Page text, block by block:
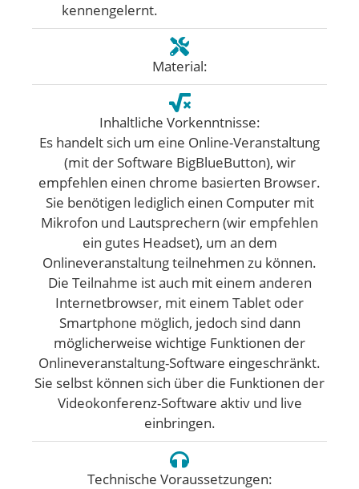
kennengelernt.
Material:
Inhaltliche Vorkenntnisse:
Es handelt sich um eine Online-Veranstaltung
(mit der Software BigBlueButton), wir
empfehlen einen chrome basierten Browser.
Sie benötigen lediglich einen Computer mit
Mikrofon und Lautsprechern (wir empfehlen
ein gutes Headset), um an dem
Onlineveranstaltung teilnehmen zu können.
Die Teilnahme ist auch mit einem anderen
Internetbrowser, mit einem Tablet oder
Smartphone möglich, jedoch sind dann
möglicherweise wichtige Funktionen der
Onlineveranstaltung-Software eingeschränkt.
Sie selbst können sich über die Funktionen der
Videokonferenz-Software aktiv und live
einbringen.
Technische Voraussetzungen: